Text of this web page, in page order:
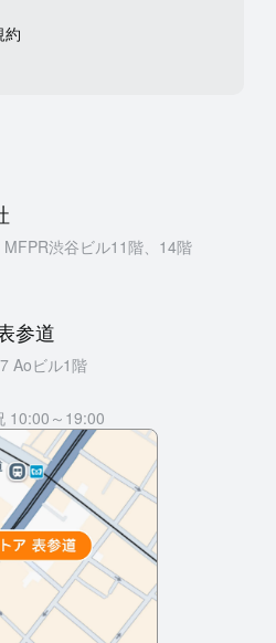
約
渋谷ビル11階、14階
参道
Aoビル1階
10:00～19:00